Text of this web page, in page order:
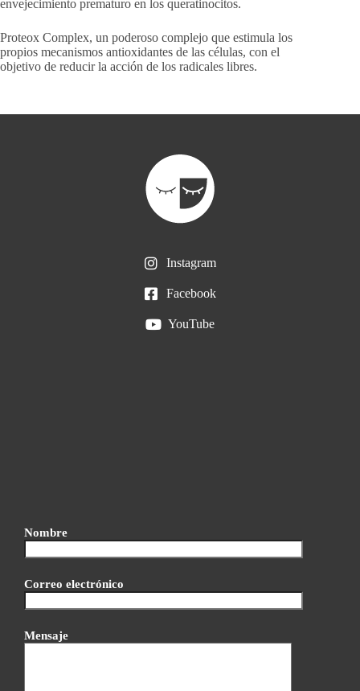
envejecimiento prematuro en los queratinocitos.
Proteox Complex, un poderoso complejo que estimula los
propios mecanismos antioxidantes de las células, con el
objetivo de reducir la acción de los radicales libres.
Instagram
Facebook
YouTube
Nombre
Correo electrónico
Mensaje